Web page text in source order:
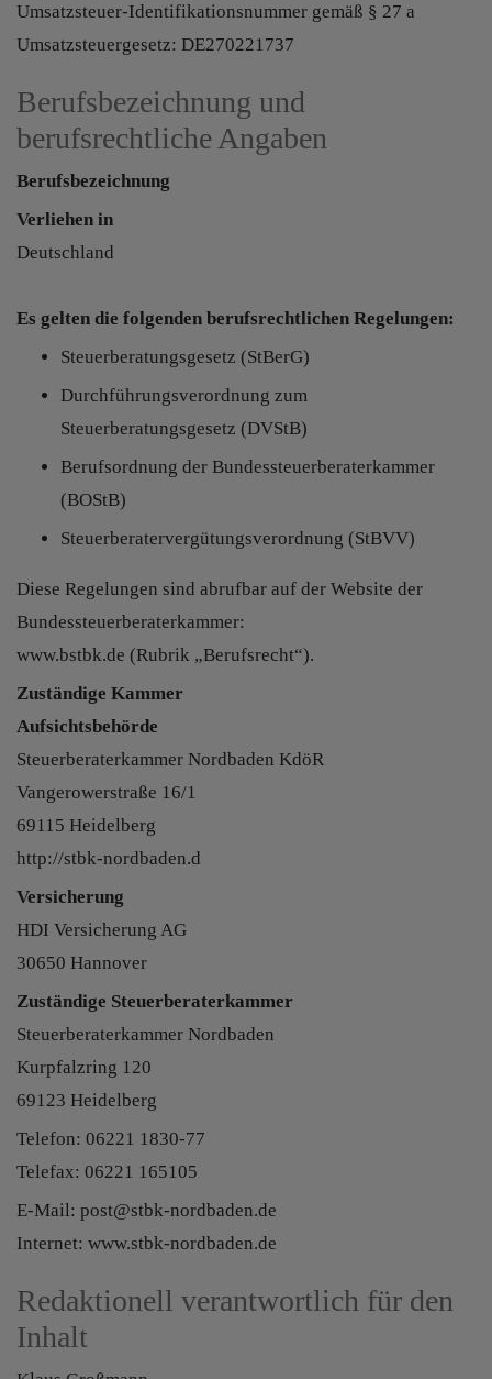
Umsatzsteuer-Identifikationsnummer gemäß § 27 a
Umsatzsteuergesetz: DE270221737
Berufsbezeichnung und
berufsrechtliche Angaben
Berufsbezeichnung
Verliehen in
Deutschland
Es gelten die folgenden berufsrechtlichen Regelungen:
Steuerberatungsgesetz (StBerG)
Durchführungsverordnung zum
Steuerberatungsgesetz (DVStB)
Berufsordnung der Bundessteuerberaterkammer
(BOStB)
Steuerberatervergütungsverordnung (StBVV)
Diese Regelungen sind abrufbar auf der Website der
Bundessteuerberaterkammer:
www.bstbk.de (Rubrik „Berufsrecht“).
Zuständige Kammer
Aufsichtsbehörde
Steuerberaterkammer Nordbaden KdöR
Vangerowerstraße 16/1
69115 Heidelberg
http://stbk-nordbaden.d
Versicherung
HDI Versicherung AG
30650 Hannover
Zuständige Steuerberaterkammer
Steuerberaterkammer Nordbaden
Kurpfalzring 120
69123 Heidelberg
Telefon: 06221 1830-77
Telefax: 06221 165105
E-Mail: post@stbk-nordbaden.de
Internet: www.stbk-nordbaden.de
Redaktionell verantwortlich für den
Inhalt